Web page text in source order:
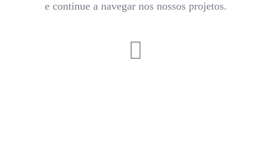
e continue a navegar nos nossos projetos.